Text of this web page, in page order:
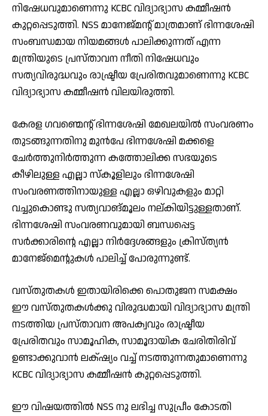
നിഷേധവുമാണെന്നു KCBC വിദ്യാഭ്യാസ കമ്മീഷൻ
കുറ്റപ്പെടുത്തി. NSS മാനേജ്‌മന്റ് മാത്രമാണ് ഭിന്നശേഷി
സംബന്ധമായ നിയമങ്ങൾ പാലിക്കുന്നത് എന്ന
മന്ത്രിയുടെ പ്രസ്താവന നീതി നിഷേധവും
സത്യവിരുദ്ധവും രാഷ്ട്രീയ പ്രേരിതവുമാണെന്നു KCBC
വിദ്യാഭ്യാസ കമ്മീഷൻ വിലയിരുത്തി.
കേരള ഗവണ്മെന്റ് ഭിന്നശേഷി മേഖലയിൽ സംവരണം
തുടങ്ങുന്നതിനു മുൻപേ ഭിന്നശേഷി മക്കളെ
ചേർത്തുനിർത്തുന്ന കത്തോലിക്ക സഭയുടെ
കീഴിലുള്ള എല്ലാ സ്കൂളിലും ഭിന്നശേഷി
സംവരണത്തിനായുള്ള എല്ലാ ഒഴിവുകളും മാറ്റി
വച്ചുകൊണ്ടു സത്യവാങ്മൂലം നല്കിയിട്ടുള്ളതാണ്.
ഭിന്നശേഷി സംവരണവുമായി ബന്ധപ്പെട്ട
സർക്കാരിന്റെ എല്ലാ നിർദ്ദേശങ്ങളും ക്രിസ്ത്യൻ
മാനേജ്മെന്റുകൾ പാലിച്ച് പോരുന്നുണ്ട്.
വസ്തുതകൾ ഇതായിരിക്കെ പൊതുജന സമക്ഷം
ഈ വസ്തുതകൾക്കു വിരുദ്ധമായി വിദ്യാഭ്യാസ മന്ത്രി
നടത്തിയ പ്രസ്താവന അപക്വവും രാഷ്ട്രീയ
പ്രേരിതവും സാമൂഹിക, സാമൂദായിക ചേരിതിരിവ്
ഉണ്ടാക്കുവാൻ ലക്‌ഷ്യം വച്ച് നടത്തുന്നതുമാണെന്നു
KCBC വിദ്യാഭ്യാസ കമ്മീഷൻ കുറ്റപ്പെടുത്തി.
ഈ വിഷയത്തിൽ NSS നു ലഭിച്ച സുപ്രീം കോടതി